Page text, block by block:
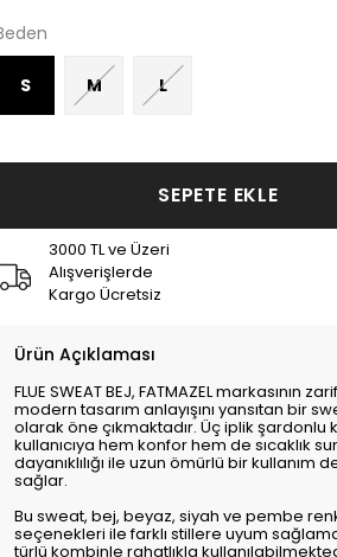
S M L
SEPETE EKLE
3000 TL ve Üzeri
Alışverişlerde
Kargo Ücretsiz
Ürün Açıklaması
FLUE SWEAT BEJ, FATMAZEL markasının
modern tasarım anlayışını yansıtan bir
olarak öne çıkmaktadır. Üç iplik şardonlu
kullanıcıya hem konfor hem de sıcaklık
dayanıklılığı ile uzun ömürlü bir kullanım
sağlar.
Bu sweat, bej, beyaz, siyah ve pembe
seçenekleri ile farklı stillere uyum
türlü kombinle rahatlıkla